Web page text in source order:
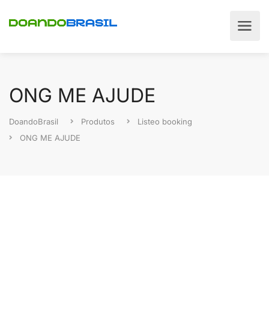
ONG ME AJUDE
DoandoBrasil Produtos
Listeo booking
ONG ME AJUDE